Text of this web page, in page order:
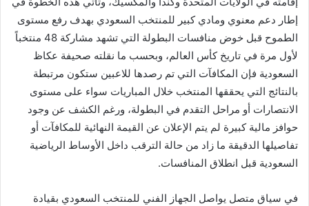
إطار دعم معنوي ومادي كبير للمنتخب السعودي بهدف رفع مستوى
الطموح قبل خوض منافسات البطولة التي تشهد مشاركة 48 منتخباً
لأول مرة في تاريخ كأس العالم، وبحسب ما نقلته صحيفة عكاظ
السعودية فإن المكافآت التي تم رصدها للاعبين ستكون مرتبطة
بالنتائج التي يحققها المنتخب خلال المباريات سواء على مستوى
الانتصارات أو مراحل التقدم في البطولة، ورغم الكشف عن وجود
حوافز مالية كبيرة لم يتم الإعلان عن القيمة النهائية للمكافآت أو
تفاصيلها الدقيقة ما زاد من حالة الترقب داخل الأوساط الرياضية
السعودية قبل انطلاق المنافسات.
في سياق متصل يواصل الجهاز الفني للمنتخب السعودي بقيادة